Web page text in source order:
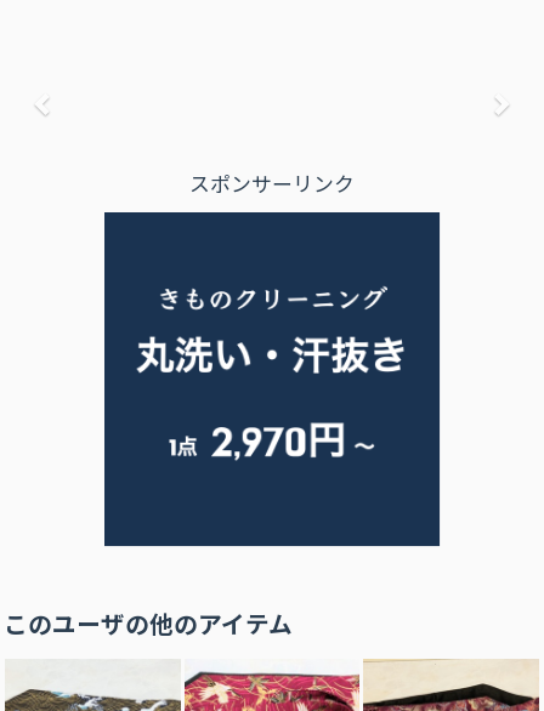
スポンサーリンク
このユーザの他のアイテム